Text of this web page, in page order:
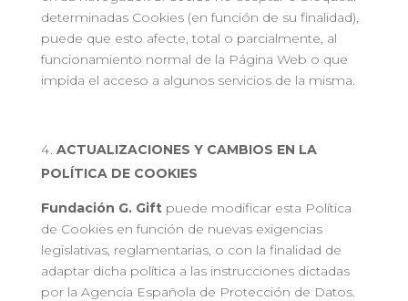
determinadas Cookies (en función de su finalidad),
puede que esto afecte, total o parcialmente, al
funcionamiento normal de la Página Web o que
impida el acceso a algunos servicios de la misma.
ACTUALIZACIONES Y CAMBIOS EN LA
POLÍTICA DE COOKIES
Fundación G. Giftpuede modificar esta Política
de Cookies en función de nuevas exigencias
legislativas, reglamentarias, o con la finalidad de
adaptar dicha política a las instrucciones dictadas
por la Agencia Española de Protección de Datos.